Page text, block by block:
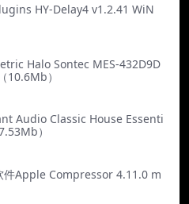
HY-Delay4 v1.2.41 WiN
Halo Sontec MES-432D9D
10.6Mb）
Audio Classic House Essenti
）
件Apple Compressor 4.11.0 m